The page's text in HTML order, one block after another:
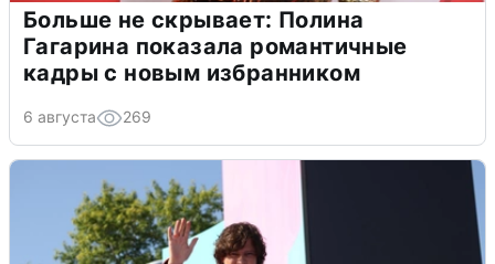
Больше не скрывает: Полина
Гагарина показала романтичные
кадры с новым избранником
6 августа 269